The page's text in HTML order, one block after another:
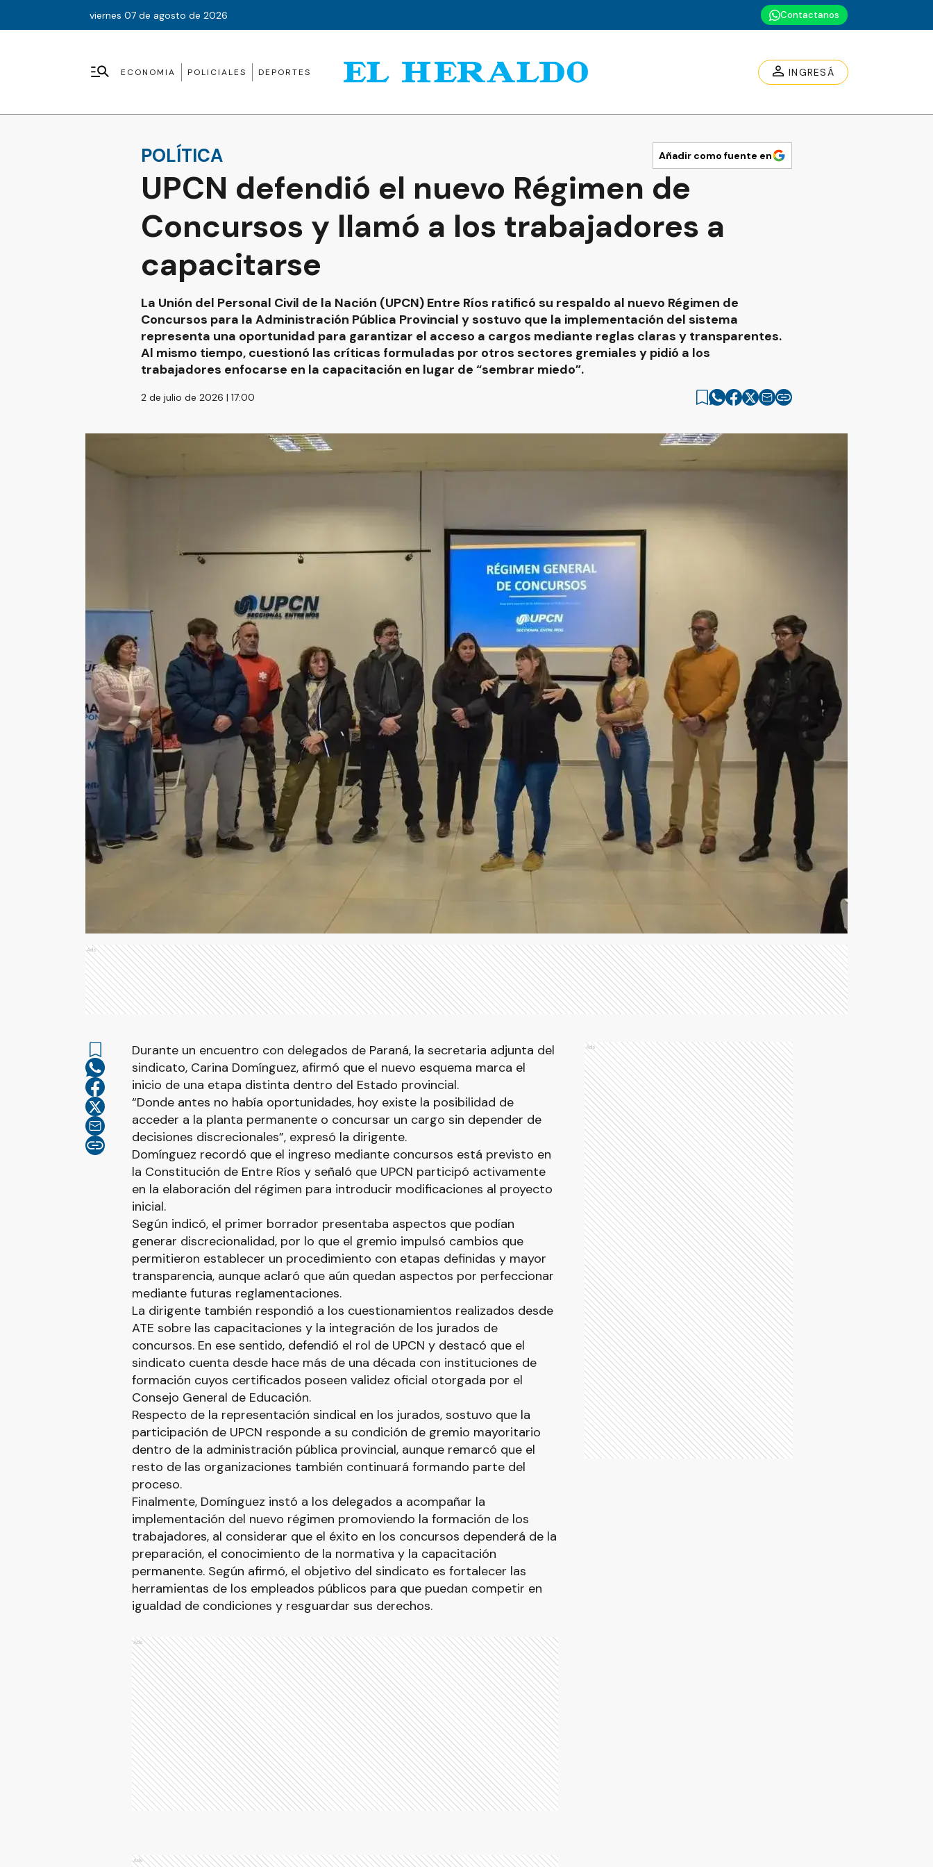
viernes 07 de agosto de 2026 Contactanos
ECONOMIA POLICIALES DEPORTES INGRESÁ
POLÍTICA Añadir como fuente en
UPCN defendió el nuevo Régimen de
Concursos y llamó a los trabajadores a
capacitarse
La Unión del Personal Civil de la Nación (UPCN) Entre Ríos ratificó su respaldo al nuevo Régimen de
Concursos para la Administración Pública Provincial y sostuvo que la implementación del sistema
representa una oportunidad para garantizar el acceso a cargos mediante reglas claras y transparentes.
Al mismo tiempo, cuestionó las críticas formuladas por otros sectores gremiales y pidió a los
trabajadores enfocarse en la capacitación en lugar de “sembrar miedo”.
2 de julio de 2026 | 17:00
Ads
Durante un encuentro con delegados de Paraná, la secretaria adjunta del
sindicato, Carina Domínguez, afirmó que el nuevo esquema marca el
inicio de una etapa distinta dentro del Estado provincial.
“Donde antes no había oportunidades, hoy existe la posibilidad de
acceder a la planta permanente o concursar un cargo sin depender de
decisiones discrecionales”, expresó la dirigente.
Domínguez recordó que el ingreso mediante concursos está previsto en
la Constitución de Entre Ríos y señaló que UPCN participó activamente
en la elaboración del régimen para introducir modificaciones al proyecto
inicial.
Según indicó, el primer borrador presentaba aspectos que podían
generar discrecionalidad, por lo que el gremio impulsó cambios que
permitieron establecer un procedimiento con etapas definidas y mayor
transparencia, aunque aclaró que aún quedan aspectos por perfeccionar
mediante futuras reglamentaciones.
La dirigente también respondió a los cuestionamientos realizados desde
ATE sobre las capacitaciones y la integración de los jurados de
concursos. En ese sentido, defendió el rol de UPCN y destacó que el
sindicato cuenta desde hace más de una década con instituciones de
formación cuyos certificados poseen validez oficial otorgada por el
Consejo General de Educación.
Respecto de la representación sindical en los jurados, sostuvo que la
participación de UPCN responde a su condición de gremio mayoritario
dentro de la administración pública provincial, aunque remarcó que el
resto de las organizaciones también continuará formando parte del
proceso.
Finalmente, Domínguez instó a los delegados a acompañar la
implementación del nuevo régimen promoviendo la formación de los
trabajadores, al considerar que el éxito en los concursos dependerá de la
preparación, el conocimiento de la normativa y la capacitación
permanente. Según afirmó, el objetivo del sindicato es fortalecer las
herramientas de los empleados públicos para que puedan competir en
igualdad de condiciones y resguardar sus derechos.
Ads
Ads
Ads